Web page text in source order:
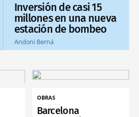
Inversión de casi 15
millones en una nueva
estación de bombeo
Andoni Berná
OBRAS
Barcelona